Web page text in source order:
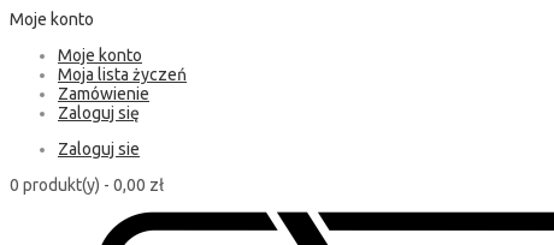
Moje konto
Moje konto
Moja lista życzeń
Zamówienie
Zaloguj się
Zaloguj sie
0 produkt(y) - 0,00 zł